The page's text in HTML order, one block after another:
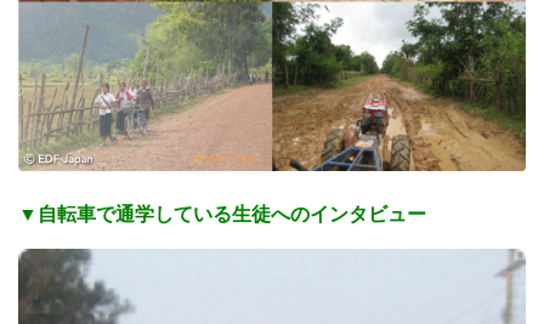
▼自転車で通学している生徒へのインタビュー